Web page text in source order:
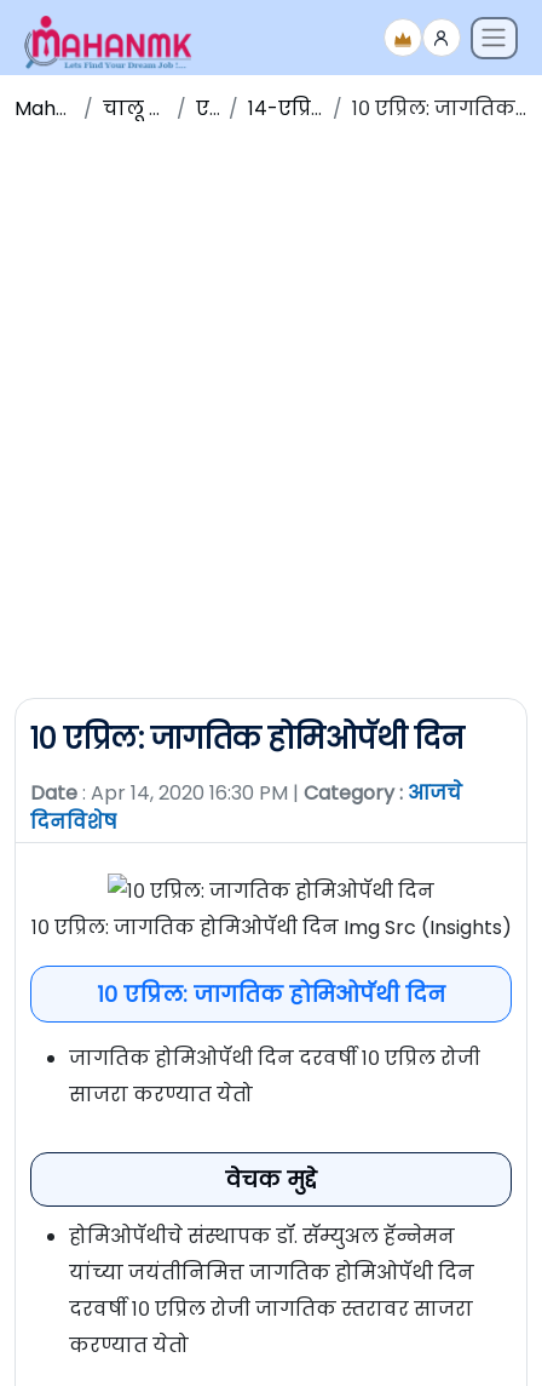
Maha NMK चालू घडामोडी एप्रिल १४-एप्रिल-२०२० १० एप्रिल: जागतिक होमिओपॅथी दिन
१० एप्रिल: जागतिक होमिओपॅथी दिन
Date: Apr 14, 2020 16:30 PM | Category : आजचे
दिनविशेष
१० एप्रिल: जागतिक होमिओपॅथी दिन Img Src (Insights)
१० एप्रिल: जागतिक होमिओपॅथी दिन
जागतिक होमिओपॅथी दिन दरवर्षी १० एप्रिल रोजी
साजरा करण्यात येतो
वेचक मुद्दे
होमिओपॅथीचे संस्थापक डॉ. सॅम्युअल हॅन्नेमन
यांच्या जयंतीनिमित्त जागतिक होमिओपॅथी दिन
दरवर्षी १० एप्रिल रोजी जागतिक स्तरावर साजरा
करण्यात येतो